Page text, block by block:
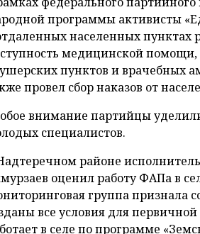
программы активисты
населенных пунктах
медицинской
пунктов и врачебных
провел сбор наказов от
внимание партийцы
специалистов.
районе
оценил работу ФАПа в
группа признала
все условия для
в селе по программе